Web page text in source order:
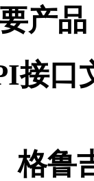
产品
接口
格鲁